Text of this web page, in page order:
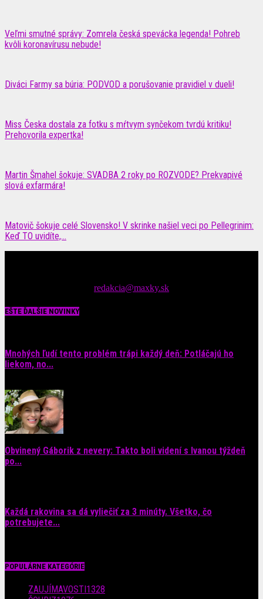
Veľmi smutné správy: Zomrela česká spevácka legenda! Pohreb
kvôli koronavírusu nebude!
Diváci Farmy sa búria: PODVOD a porušovanie pravidiel v dueli!
Miss Česka dostala za fotku s mŕtvym synčekom tvrdú kritiku!
Prehovorila expertka!
Martin Šmahel šokuje: SVADBA 2 roky po ROZVODE? Prekvapivé
slová exfarmára!
Matovič šokuje celé Slovensko! V skrinke našiel veci po Pellegrinim:
Keď TO uvidíte,...
redakcia@maxky.sk
EŠTE ĎALŠIE NOVINKY
Mnohých ľudí tento problém trápi každý deň: Potláčajú ho
liekom, no...
Obvinený Gáborik z nevery: Takto boli videní s Ivanou týždeň
po...
Každá rakovina sa dá vyliečiť za 3 minúty. Všetko, čo
potrebujete...
POPULÁRNE KATEGÓRIE
ZAUJÍMAVOSTI1328